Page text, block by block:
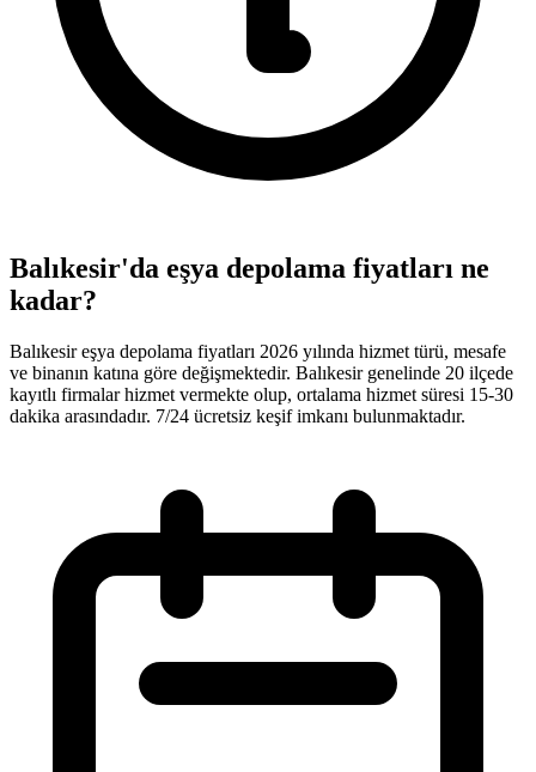
Balıkesir'da eşya depolama fiyatları ne
kadar?
Balıkesir eşya depolama fiyatları 2026 yılında hizmet türü, mesafe
ve binanın katına göre değişmektedir. Balıkesir genelinde 20 ilçede
kayıtlı firmalar hizmet vermekte olup, ortalama hizmet süresi 15-30
dakika arasındadır. 7/24 ücretsiz keşif imkanı bulunmaktadır.